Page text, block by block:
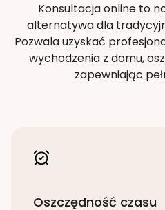
Konsultacja online to
alternatywa dla
Pozwala uzyskać
wychodzenia z domu,
zapewniając
Oszczędność czasu